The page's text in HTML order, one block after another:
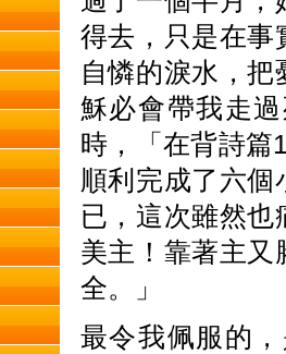
得去，只是在事
自憐的淚水，
穌必會帶我走
時，「在背詩篇
順利完成了六
已，這次雖然
美主！靠著主又
全。」
最令我佩服的